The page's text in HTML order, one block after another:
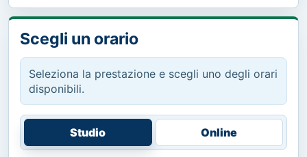
Scegli un orario
Seleziona la prestazione e scegli uno degli orari
disponibili.
Studio Online